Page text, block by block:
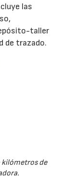
las
taller
de trazado.
kilómetros de